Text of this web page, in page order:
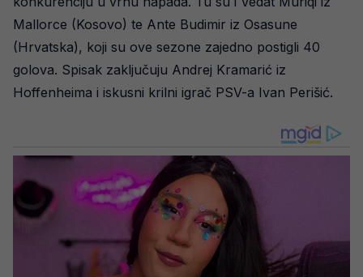
Mallorce (Kosovo) te Ante Budimir iz Osasune
(Hrvatska), koji su ove sezone zajedno postigli 40
golova. Spisak zaključuju Andrej Kramarić iz
Hoffenheima i iskusni krilni igrač PSV-a Ivan Perišić.